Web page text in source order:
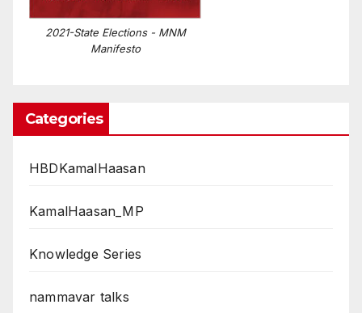
2021-State Elections - MNM
Manifesto
Categories
HBDKamalHaasan
KamalHaasan_MP
Knowledge Series
nammavar talks